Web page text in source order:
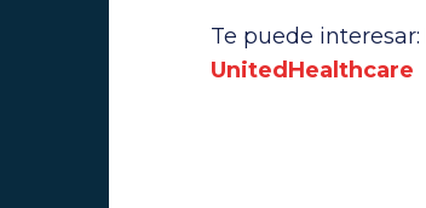
Te puede interesar:
UnitedHealthcare